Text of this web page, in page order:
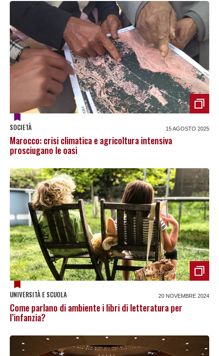
SOCIETÀ 15 AGOSTO 2025
Marocco: crisi climatica e agricoltura intensiva
prosciugano le oasi
UNIVERSITÀ E SCUOLA 20 NOVEMBRE 2024
Come parlano di ambiente i libri di letteratura per
l’infanzia?